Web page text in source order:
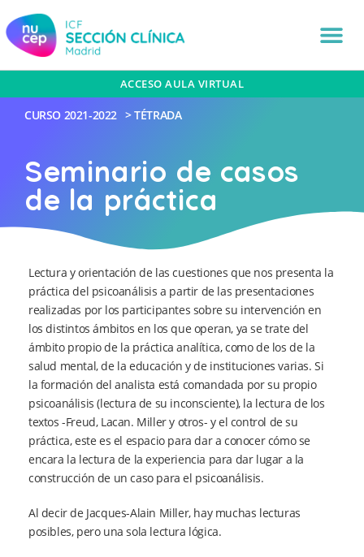
ACCESO AULA VIRTUAL
CURSO 2021-2022 >TÉTRADA
Seminario de casos
de la práctica
Lectura y orientación de las cuestiones que nos presenta la
práctica del psicoanálisis a partir de las presentaciones
realizadas por los participantes sobre su intervención en
los distintos ámbitos en los que operan, ya se trate del
ámbito propio de la práctica analítica, como de los de la
salud mental, de la educación y de instituciones varias. Si
la formación del analista está comandada por su propio
psicoanálisis (lectura de su inconsciente), la lectura de los
textos -Freud, Lacan. Miller y otros- y el control de su
práctica, este es el espacio para dar a conocer cómo se
encara la lectura de la experiencia para dar lugar a la
construcción de un caso para el psicoanálisis.
Al decir de Jacques-Alain Miller, hay muchas lecturas
posibles, pero una sola lectura lógica.